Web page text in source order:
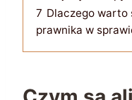
7 Dlaczego warto
prawnika w